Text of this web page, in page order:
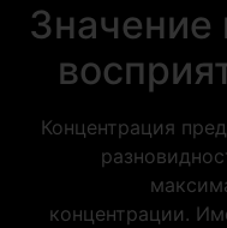
Значение
Концентрация
концентрации.